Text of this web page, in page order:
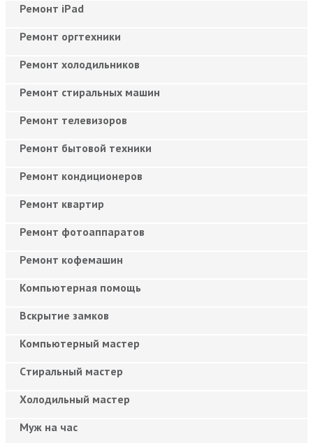
Ремонт iPad
Ремонт оргтехники
Ремонт холодильников
Ремонт стиральных машин
Ремонт телевизоров
Ремонт бытовой техники
Ремонт кондиционеров
Ремонт квартир
Ремонт фотоаппаратов
Ремонт кофемашин
Компьютерная помощь
Вскрытие замков
Компьютерный мастер
Cтиральный мастер
Холодильный мастер
Муж на час